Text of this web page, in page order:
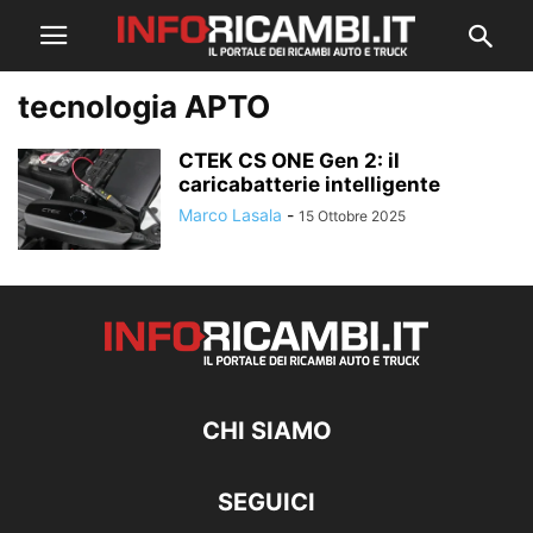
tecnologia APTO
CTEK CS ONE Gen 2: il
caricabatterie intelligente
Marco Lasala - 15 Ottobre 2025
CHI SIAMO
SEGUICI